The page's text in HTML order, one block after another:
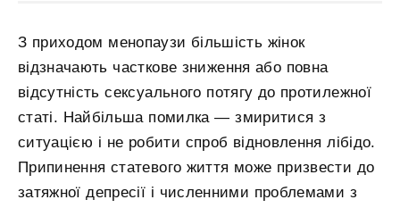
З приходом менопаузи більшість жінок
відзначають часткове зниження або повна
відсутність сексуального потягу до протилежної
статі. Найбільша помилка — змиритися з
ситуацією і не робити спроб відновлення лібідо.
Припинення статевого життя може призвести до
затяжної депресії і численними проблемами з